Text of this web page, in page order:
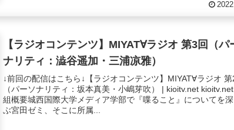
【ラジオコンテンツ】MIYAT∀ラジオ 第3回（パ
ナリティ：澁谷遥加・三浦凉雅）
↓前回の配信はこちら↓【ラジオコンテンツ】MIYAT∀ラジオ 第
（パーソナリティ：坂本真美・小嶋芽吹） | kioitv.net
組概要城西国際大学メディア学部で『喋ること』についてを
ぶ宮田ゼミ、そこに所属...